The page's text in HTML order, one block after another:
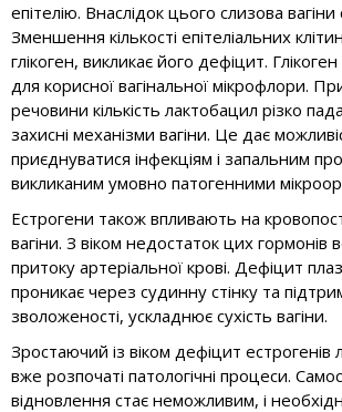
епітелію. Внаслідок цього слизова
Зменшення кількості епітеліальних
глікоген, викликає його дефіцит.
для корисної вагінальної мікрофлори. При
речовини кількість лактобацил різко
захисні механізми вагіни. Це дає
приєднуватися інфекціям і запальним
викликаним умовно патогенними
Естрогени також впливають на
вагіни. З віком недостаток цих
притоку артеріальної крові. Дефіцит
проникає через судинну стінку та
зволоженості, ускладнює сухість вагіни.
Зростаючий із віком дефіцит естрогенів
вже розпочаті патологічні процеси.
відновлення стає неможливим, і